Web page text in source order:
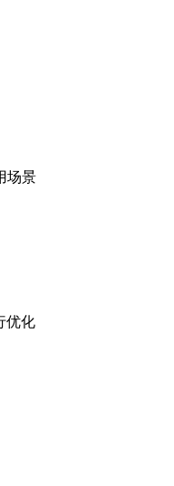
场景
优化